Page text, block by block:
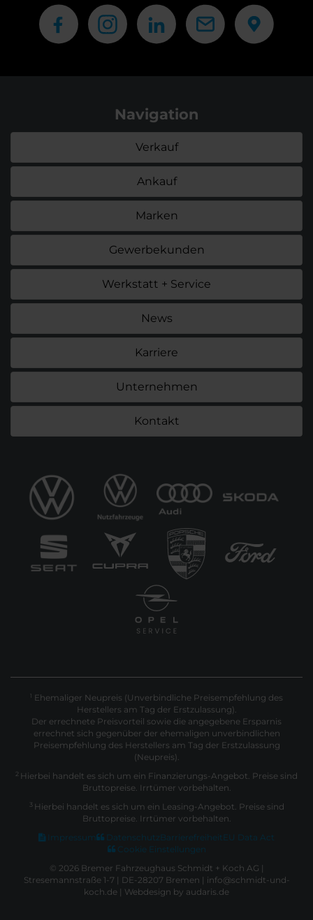
Navigation
Verkauf
Ankauf
Marken
Gewerbekunden
Werkstatt + Service
News
Karriere
Unternehmen
Kontakt
1 Ehemaliger Neupreis (Unverbindliche Preisempfehlung des
Herstellers am Tag der Erstzulassung).
Der errechnete Preisvorteil sowie die angegebene Ersparnis
errechnet sich gegenüber der ehemaligen unverbindlichen
Preisempfehlung des Herstellers am Tag der Erstzulassung
(Neupreis).
2 Hierbei handelt es sich um ein Finanzierungs-Angebot. Preise sind
Bruttopreise. Irrtümer vorbehalten.
3 Hierbei handelt es sich um ein Leasing-Angebot. Preise sind
Bruttopreise. Irrtümer vorbehalten.
Impressum
Datenschutz Barrierefreiheit EU Data Act
Cookie Einstellungen
© 2026 Bremer Fahrzeughaus Schmidt + Koch AG |
Stresemannstraße 1-7 | DE-28207 Bremen | info@schmidt-und-
koch.de | Webdesign by audaris.de